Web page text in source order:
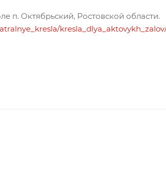
п. Октябрьский, Ростовской области.